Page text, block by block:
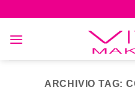
content
ARCHIVIO TAG: